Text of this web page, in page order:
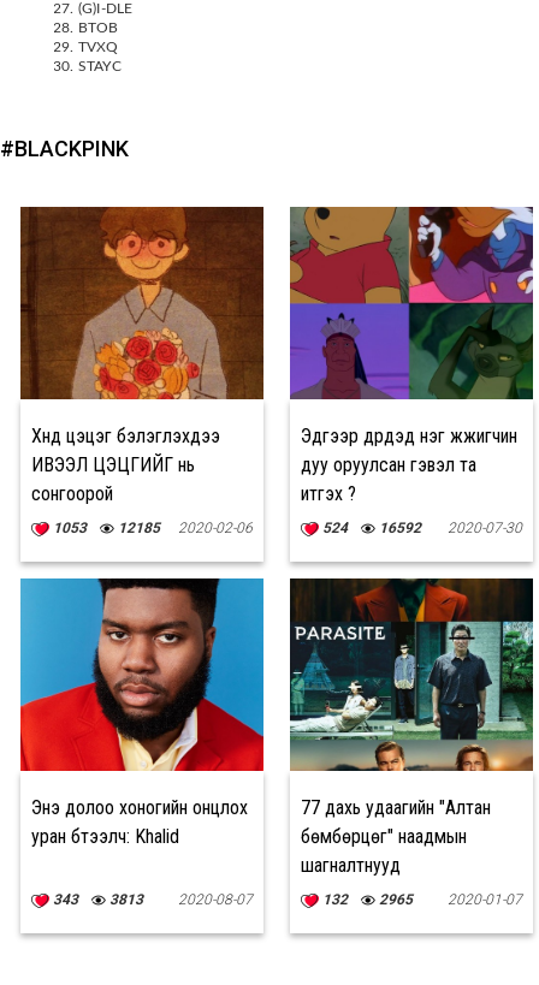
(G)I-DLE
BTOB
TVXQ
STAYC
#BLACKPINK
Хүнд цэцэг бэлэглэхдээ
ИВЭЭЛ ЦЭЦГИЙГ нь
сонгоорой
1053 12185 2020-02-06
Эдгээр дүрүүдэд нэг жүжигчин
дуу оруулсан гэвэл та
итгэх үү?
524 16592 2020-07-30
Энэ долоо хоногийн онцлох
уран бүтээлч: Khalid
343 3813 2020-08-07
77 дахь удаагийн "Алтан
бөмбөрцөг" наадмын
шагналтнууд
132 2965 2020-01-07